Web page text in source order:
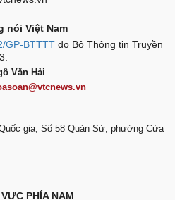
nói Việt Nam
GP-BTTTT do Bộ Thông tin Truyền
Văn Hải
gia, Số 58 Quán Sứ, phường Cửa
PHÍA NAM